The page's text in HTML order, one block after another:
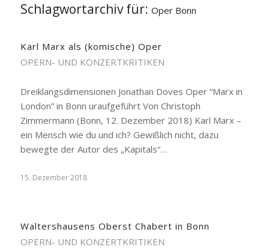
Schlagwortarchiv für: Oper Bonn
Karl Marx als (komische) Oper
OPERN- UND KONZERTKRITIKEN
Dreiklangsdimensionen Jonathan Doves Oper “Marx in
London” in Bonn uraufgeführt Von Christoph
Zimmermann (Bonn, 12. Dezember 2018) Karl Marx –
ein Mensch wie du und ich? Gewißlich nicht, dazu
bewegte der Autor des „Kapitals“…
15. Dezember 2018
Waltershausens Oberst Chabert in Bonn
OPERN- UND KONZERTKRITIKEN